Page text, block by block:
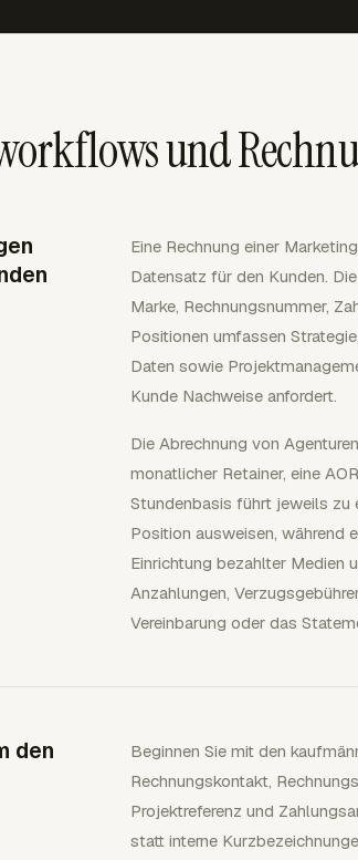
und
Eine Rechnung einer
Datensatz für den Kunden.
Marke, Rechnungsnummer,
Positionen umfassen
Daten sowie
Kunde Nachweise anfordert.
Die Abrechnung von
monatlicher Retainer, eine
Stundenbasis führt jeweils zu
Position ausweisen, während
Einrichtung bezahlter Medien
Anzahlungen,
Vereinbarung oder das
den
Beginnen Sie mit den
Rechnungskontakt,
Projektreferenz und
statt interne